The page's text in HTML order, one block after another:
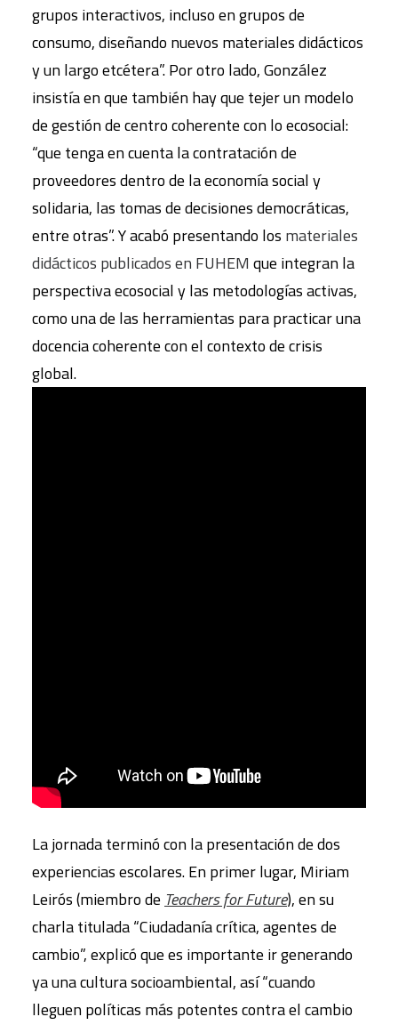
grupos interactivos, incluso en grupos de
consumo, diseñando nuevos materiales didácticos
y un largo etcétera”. Por otro lado, González
insistía en que también hay que tejer un modelo
de gestión de centro coherente con lo ecosocial:
“que tenga en cuenta la contratación de
proveedores dentro de la economía social y
solidaria, las tomas de decisiones democráticas,
entre otras”. Y acabó presentando los materiales
didácticos publicados en FUHEM que integran la
perspectiva ecosocial y las metodologías activas,
como una de las herramientas para practicar una
docencia coherente con el contexto de crisis
global.
La jornada terminó con la presentación de dos
experiencias escolares. En primer lugar, Miriam
Leirós (miembro de Teachers for Future), en su
charla titulada “Ciudadanía crítica, agentes de
cambio”, explicó que es importante ir generando
ya una cultura socioambiental, así “cuando
lleguen políticas más potentes contra el cambio